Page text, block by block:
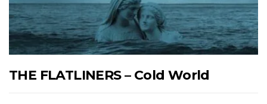
THE FLATLINERS – Cold World